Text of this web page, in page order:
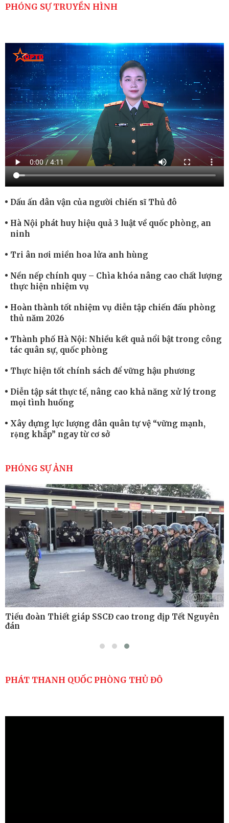
PHÓNG SỰ TRUYỀN HÌNH
Dấu ấn dân vận của người chiến sĩ Thủ đô
Hà Nội phát huy hiệu quả 3 luật về quốc phòng, an
ninh
Tri ân nơi miền hoa lửa anh hùng
Nền nếp chính quy – Chìa khóa nâng cao chất lượng
thực hiện nhiệm vụ
Hoàn thành tốt nhiệm vụ diễn tập chiến đấu phòng
thủ năm 2026
Thành phố Hà Nội: Nhiều kết quả nổi bật trong công
tác quân sự, quốc phòng
Thực hiện tốt chính sách để vững hậu phương
Diễn tập sát thực tế, nâng cao khả năng xử lý trong
mọi tình huống
Xây dựng lực lượng dân quân tự vệ “vững mạnh,
rộng khắp” ngay từ cơ sở
cao sức mạnh chiến đấu
Tiểu đoàn Thiết giáp hoàn thành tốt diễn tập chiến
thuật có bắn đạn thật
Nơi sinh viên rèn ý trí, luyện kỹ năng
PHÓNG SỰ ẢNH
Tiểu đoàn Thiết giáp SSCĐ cao trong dịp Tết Nguyên
đán
PHÁT THANH QUỐC PHÒNG THỦ ĐÔ